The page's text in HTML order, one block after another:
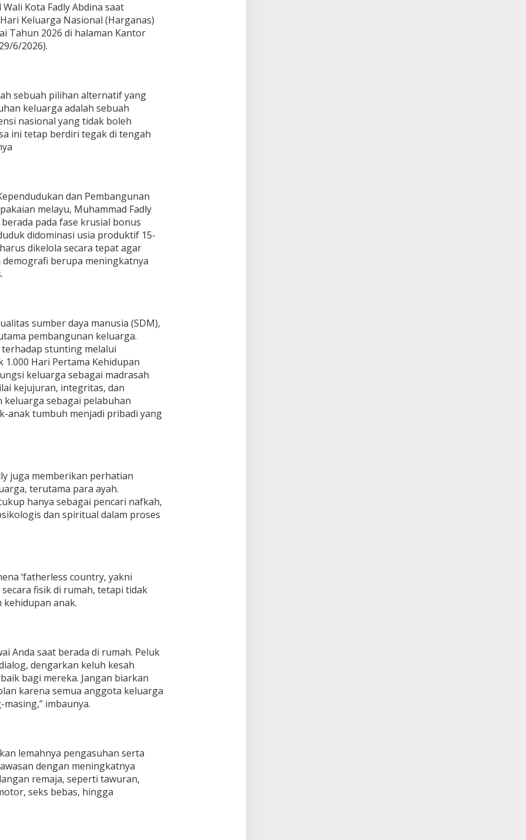
Kota Fadly Abdina saat
Keluarga Nasional (Harganas)
Tahun 2026 di halaman Kantor
6/2026).
sebuah pilihan alternatif yang
keluarga adalah sebuah
nasional yang tidak boleh
ini tetap berdiri tegak di tengah
dan Pembangunan
melayu, Muhammad Fadly
pada fase krusial bonus
didominasi usia produktif 15-
dikelola secara tepat agar
berupa meningkatnya
sumber daya manusia (SDM),
pembangunan keluarga.
stunting melalui
Hari Pertama Kehidupan
keluarga sebagai madrasah
kejujuran, integritas, dan
keluarga sebagai pelabuhan
anak tumbuh menjadi pribadi yang
juga memberikan perhatian
terutama para ayah.
hanya sebagai pencari nafkah,
dan spiritual dalam proses
‘fatherless country, yakni
fisik di rumah, tetapi tidak
anak.
Anda saat berada di rumah. Peluk
dengarkan keluh kesah
bagi mereka. Jangan biarkan
karena semua anggota keluarga
imbaunya.
lemahnya pengasuhan serta
dengan meningkatnya
remaja, seperti tawuran,
seks bebas, hingga